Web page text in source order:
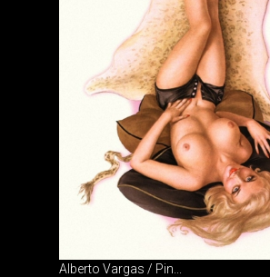
Alberto Vargas / Pin...